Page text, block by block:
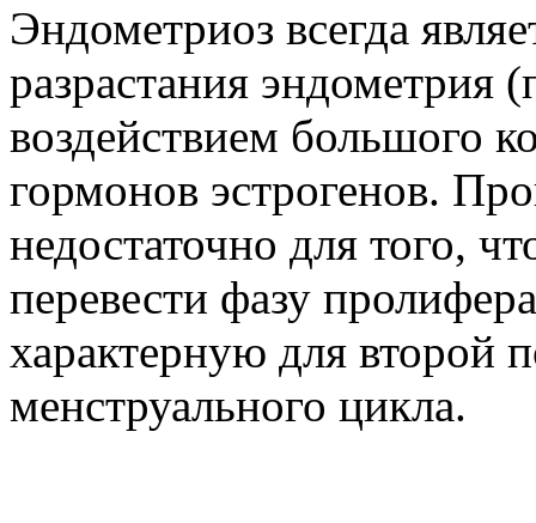
Эндометриоз всегда
разрастания эндометрия
воздействием большого
гормонов эстрогенов.
недостаточно для того,
перевести фазу
характерную для второй
менструального цикла.